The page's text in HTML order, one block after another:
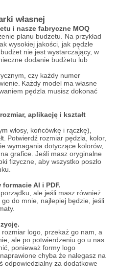
własnej
i nasze fabryczne MOQ
planu budżetu. Na przykład
wysokiej jakości, jak pędzle
nie jest wystarczający, w
dodanie budżetu lub
czy każdy numer
Każdy model ma własne
pędzla musisz dokonać
aplikację i kształt
włosy, końcówkę i rączkę),
Potwierdź rozmiar pędzla, kolor,
wymagania dotyczące kolorów,
grafice. Jeśli masz oryginalne
fizyczne, aby wszystko poszło
AI i PDF.
ale jeśli masz również
do mnie, najlepiej będzie, jeśli
logo, przekaż go nam, a
ale po potwierdzeniu go u nas
ponieważ formy logo
chyba że nalegasz na
odpowiedzialny za dodatkowe